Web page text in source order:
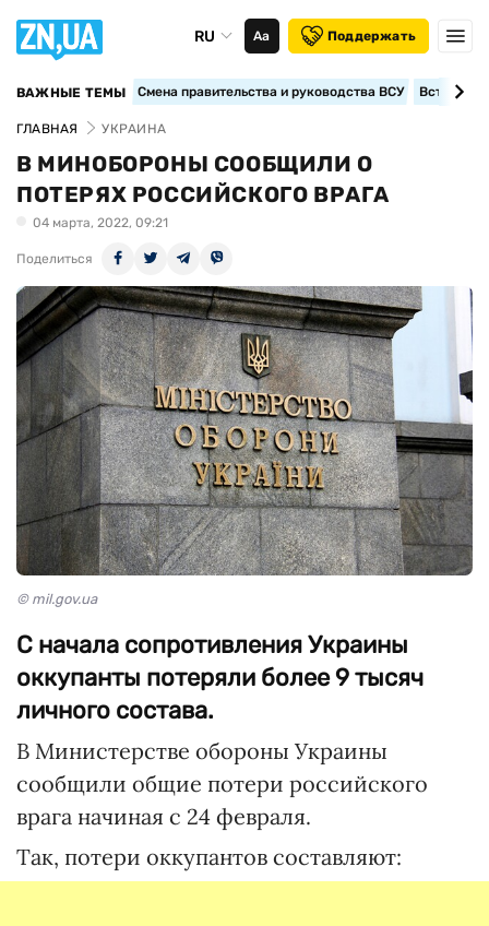
RU Аа Поддержать
ВАЖНЫЕ ТЕМЫ Смена правительства и руководства ВСУ
ГЛАВНАЯ УКРАИНА
В МИНОБОРОНЫ СООБЩИЛИ О
ПОТЕРЯХ РОССИЙСКОГО ВРАГА
04 марта, 2022, 09:21
Поделиться
© mil.gov.ua
С начала сопротивления Украины
оккупанты потеряли более 9 тысяч
личного состава.
В Министерстве обороны Украины
сообщили общие потери российского
врага начиная с 24 февраля.
Так, потери оккупантов составляют: